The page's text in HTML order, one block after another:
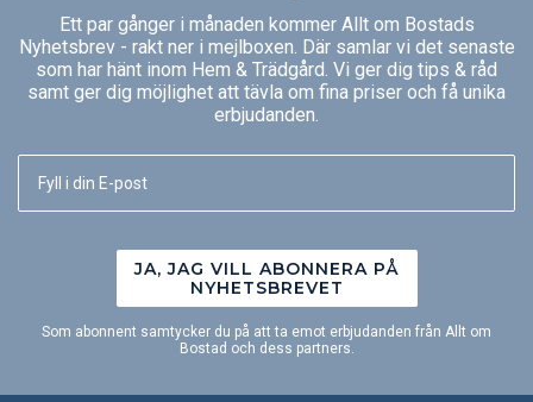
Ett par gånger i månaden kommer Allt om Bostads
Nyhetsbrev - rakt ner i mejlboxen. Där samlar vi det senaste
som har hänt inom Hem & Trädgård. Vi ger dig tips & råd
samt ger dig möjlighet att tävla om fina priser och få unika
erbjudanden.
JA, JAG VILL ABONNERA PÅ
NYHETSBREVET
Som abonnent samtycker du på att ta emot erbjudanden från Allt om
Bostad och dess partners.